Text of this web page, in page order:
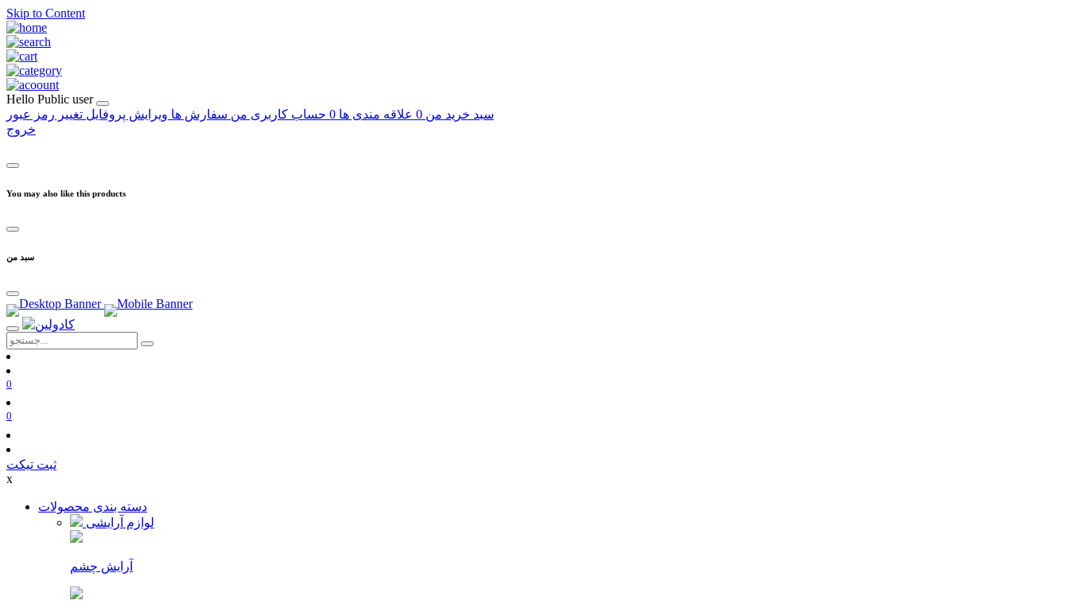
Skip to Content
Hello Public user
سبد خرید من 0 علاقه مندی ها 0 حساب کاربری من سفارش ها ویرایش پروفایل تغییر رمز عبور
خروج
You may also like this products
سبد من
0
0
ثبت تیکت
x
دسته بندی محصولات
لوازم آرایشی
آرایش چشم